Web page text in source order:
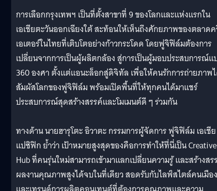
การเลือกกรุงเทพฯ เป็นที่ตั้งสาขาที่ 9 ของโลกและแห่งแรกใน
เอเชียตะวันออกเฉียงใต้ สะท้อนให้เห็นถึงศักยภาพของตลาด
เอเตอร์ในไทยที่เติบโตอย่างก้าวกระโดด โดยฟูจิฟิล์มต้องการ
เปลี่ยนจากการเป็นผู้ผลิตกล้อง สู่การเป็นผู้มอบประสบการณ์แ
360 องศา ตั้งแต่แอนะล็อกสู่ดิจิทัล เพื่อให้คนรักการถ่ายภาพ
สัมผัสโลกของฟูจิฟิล์ม พร้อมเปิดพื้นที่ให้ทุกคนได้มาแชร์
ประสบการณ์สุดสร้างสรรค์และโมเมนต์ดี ๆ ร่วมกัน
ทางด้าน นายฮารุโตะ อิวาตะ กรรมการผู้จัดการ ฟูจิฟิล์ม เอเชีย
แปซิฟิก ย้ำว่า เป้าหมายสูงสุดของคือการทำให้ที่นี่เป็น Creative
Hub ที่คนรุ่นใหม่สามารถเข้ามาแลกเปลี่ยนความรู้ และสร้างส
ผลงานคุณภาพสูงได้จบในที่เดียว สอดรับกับไลฟ์สไตล์คนเมือง